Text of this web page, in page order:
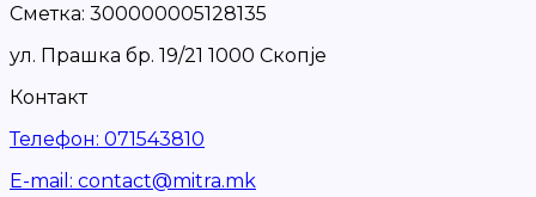
Сметка: 300000005128135
ул. Прашка бр. 19/21 1000 Скопје
Контакт
Телефон: 071543810
Е-mail : contact@mitra.mk